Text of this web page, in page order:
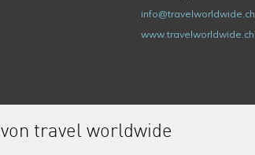
info@travelworldwide.ch
www.travelworldwide.ch
von travel worldwide